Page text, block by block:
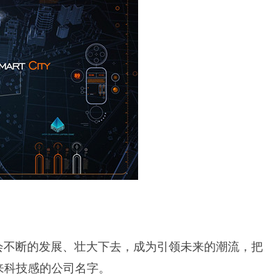
断的发展、壮大下去，成为引领未来的潮流，把
技感的公司名字。